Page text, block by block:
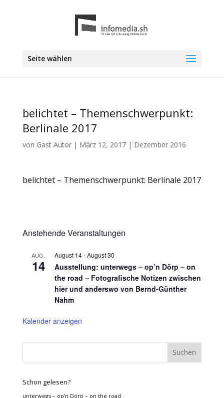
Seite wählen
belichtet – Themenschwerpunkt:
Berlinale 2017
von Gast Autor| März 12, 2017| Dezember 2016
belichtet – Themenschwerpunkt: Berlinale 2017
Anstehende Veranstaltungen
AUG.
14
August 14-August 30
Ausstellung: unterwegs – op’n Dörp – on
the road – Fotografische Notizen zwischen
hier und anderswo von Bernd-Günther
Nahm
Kalender anzeigen
Schon gelesen?
unterwegs – op’n Dörp – on the road